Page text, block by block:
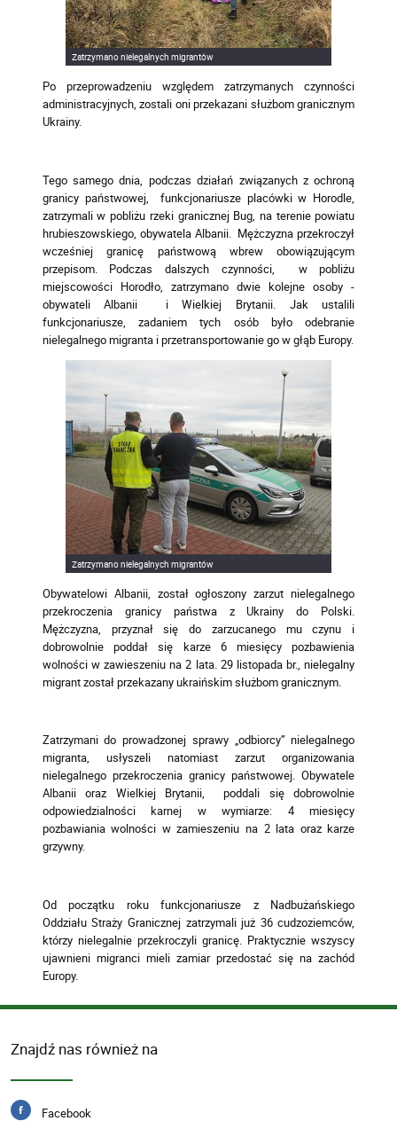
Zatrzymano nielegalnych migrantów
Po przeprowadzeniu względem zatrzymanych czynności
administracyjnych, zostali oni przekazani służbom granicznym
Ukrainy.
Tego samego dnia, podczas działań związanych z ochroną
granicy państwowej, funkcjonariusze placówki w Horodle,
zatrzymali w pobliżu rzeki granicznej Bug, na terenie powiatu
hrubieszowskiego, obywatela Albanii. Mężczyzna przekroczył
wcześniej granicę państwową wbrew obowiązującym
przepisom. Podczas dalszych czynności, w pobliżu
miejscowości Horodło, zatrzymano dwie kolejne osoby -
obywateli Albanii i Wielkiej Brytanii. Jak ustalili
funkcjonariusze, zadaniem tych osób było odebranie
nielegalnego migranta i przetransportowanie go w głąb Europy.
Zatrzymano nielegalnych migrantów
Obywatelowi Albanii, został ogłoszony zarzut nielegalnego
przekroczenia granicy państwa z Ukrainy do Polski.
Mężczyzna, przyznał się do zarzucanego mu czynu i
dobrowolnie poddał się karze 6 miesięcy pozbawienia
wolności w zawieszeniu na 2 lata. 29 listopada br., nielegalny
migrant został przekazany ukraińskim służbom granicznym.
Zatrzymani do prowadzonej sprawy „odbiorcy” nielegalnego
migranta, usłyszeli natomiast zarzut organizowania
nielegalnego przekroczenia granicy państwowej. Obywatele
Albanii oraz Wielkiej Brytanii, poddali się dobrowolnie
odpowiedzialności karnej w wymiarze: 4 miesięcy
pozbawiania wolności w zamieszeniu na 2 lata oraz karze
grzywny.
Od początku roku funkcjonariusze z Nadbużańskiego
Oddziału Straży Granicznej zatrzymali już 36 cudzoziemców,
którzy nielegalnie przekroczyli granicę. Praktycznie wszyscy
ujawnieni migranci mieli zamiar przedostać się na zachód
Europy.
Znajdź nas również na
Facebook